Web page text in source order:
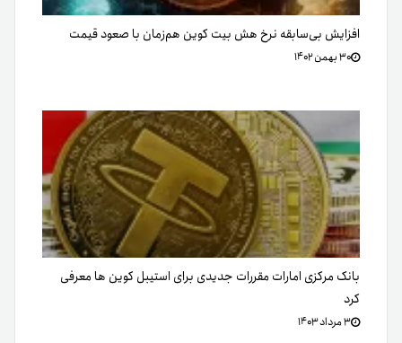
افزایش بی‌سابقه نرخ هش بیت کوین هم‌زمان با صعود قیمت
۳۰ بهمن ۱۴۰۲
بانک مرکزی امارات مقررات جدیدی برای استیبل کوین ها معرفی
کرد
۳ مرداد ۱۴۰۳